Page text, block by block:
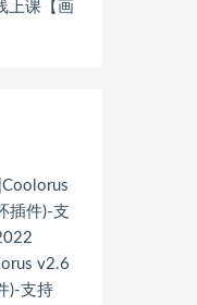
上课【画
插件)-支
v2.6
)-支持